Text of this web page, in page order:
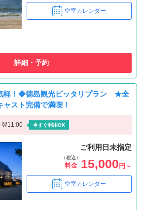
空室カレンダー
詳細・予約
軽！◆徳島観光ピッタリプラン ★全
ャスト完備で満喫！
翌11:00 今すぐ利用OK
ご利用日未指定
（税込）
料金 15,000 円～
空室カレンダー